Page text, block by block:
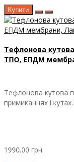
Купити
Тефлонова
ТПО, ЕПДМ
Тефлонова кутова
примиканнях і
1990.00 грн.